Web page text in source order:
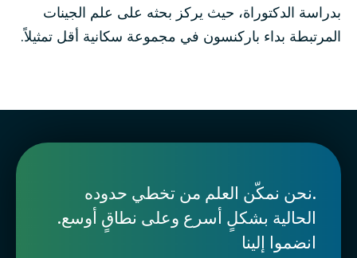
بدراسة الدكتوراة، حيث يركز بحثه على علم الجينات
المرتبطة بداء باركنسون في مجموعة سكانية أقل تمثيلاً.
.نحن نمكّن العلم من تخطي حدوده
الحالية بشكلٍ أسرع وعلى نطاقٍ أوسع.
انضموا إلينا